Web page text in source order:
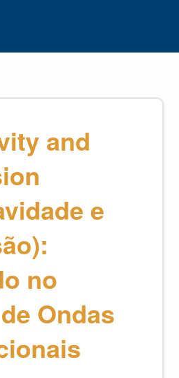
and
e
no
Ondas